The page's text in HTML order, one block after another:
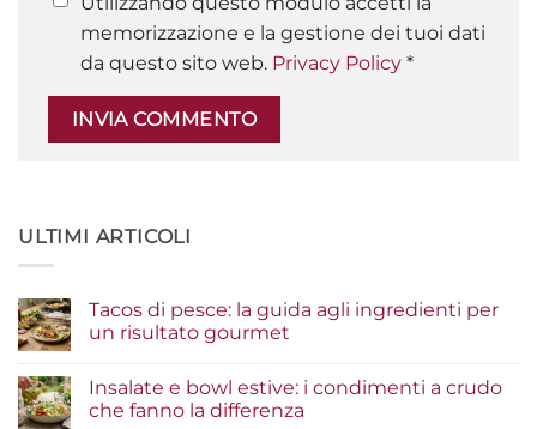
memorizzazione e la gestione dei tuoi dati
da questo sito web. Privacy Policy *
ULTIMI ARTICOLI
Tacos di pesce: la guida agli ingredienti per
un risultato gourmet
su
Tacos
di
Insalate e bowl estive: i condimenti a crudo
che fanno la differenza